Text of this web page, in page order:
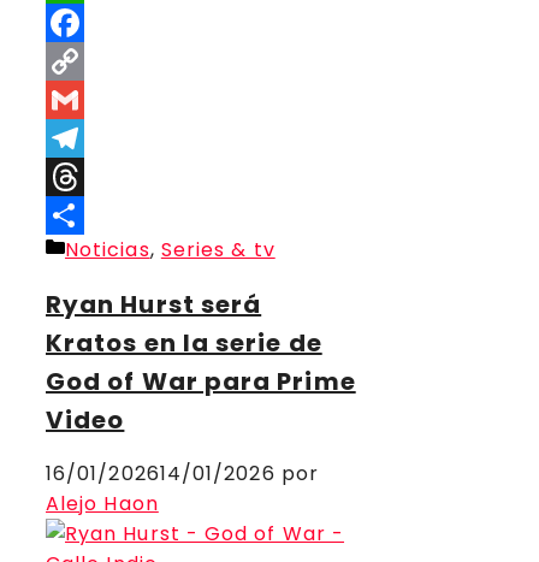
WhatsApp
Facebook
Copy
Link
Gmail
Telegram
Threads
Compartir
Categorías
Noticias, Series & tv
Ryan Hurst será
Kratos en la serie de
God of War para Prime
Video
16/01/202614/01/2026 por
Alejo Haon